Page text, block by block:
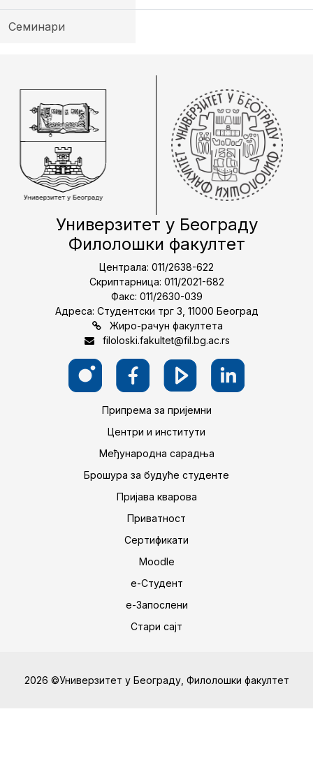
Семинари
Универзитет у Београду
Филолошки факултет
Централа: 011/2638-622
Скриптарница: 011/2021-682
Факс: 011/2630-039
Адреса: Студентски трг 3, 11000 Београд
Жиро-рачун факултета
filoloski.fakultet@fil.bg.ac.rs
Припрема за пријемни
Центри и институти
Међународна сарадња
Брошура за будуће студенте
Пријава кварова
Приватност
Сертификати
Moodle
е-Студент
е-Запослени
Стари сајт
2026 ©Универзитет у Београду, Филолошки факултет